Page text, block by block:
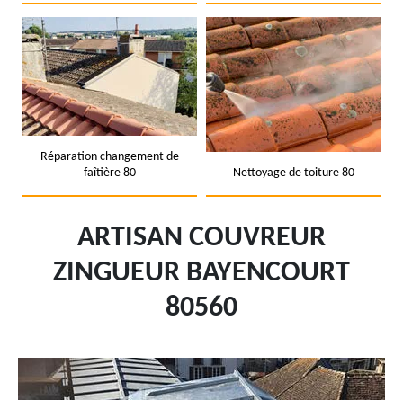
Réparation changement de
faîtière 80
Nettoyage de toiture 80
ARTISAN COUVREUR
ZINGUEUR BAYENCOURT
80560